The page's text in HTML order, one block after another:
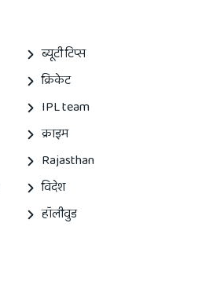
ब्यूटी टिप्स
क्रिकेट
IPL team
क्राइम
Rajasthan
विदेश
हॉलीवुड